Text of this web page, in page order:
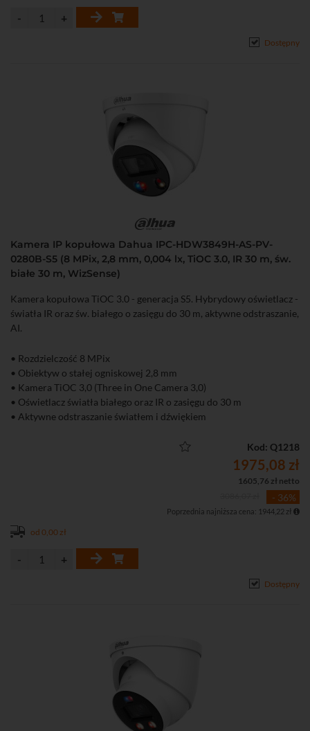
Dostępny
Kamera IP kopułowa Dahua IPC-HDW3849H-AS-PV-
0280B-S5 (8 MPix, 2,8 mm, 0,004 lx, TiOC 3.0, IR 30 m, św.
białe 30 m, WizSense)
Kamera kopułowa TiOC 3.0 - generacja S5. Hybrydowy oświetlacz -
światła IR oraz św. białego o zasięgu do 30 m, aktywne odstraszanie,
AI.
• Rozdzielczość 8 MPix
• Obiektyw o stałej ogniskowej 2,8 mm
• Kamera TiOC 3,0 (Three in One Camera 3,0)
• Oświetlacz światła białego oraz IR o zasięgu do 30 m
• Aktywne odstraszanie światłem i dźwiękiem
Kod: Q1218
1975,08 zł
1605,76 zł netto
- 36%
Poprzednia najniższa cena: 1944,22 zł
od 0,00 zł
Dostępny